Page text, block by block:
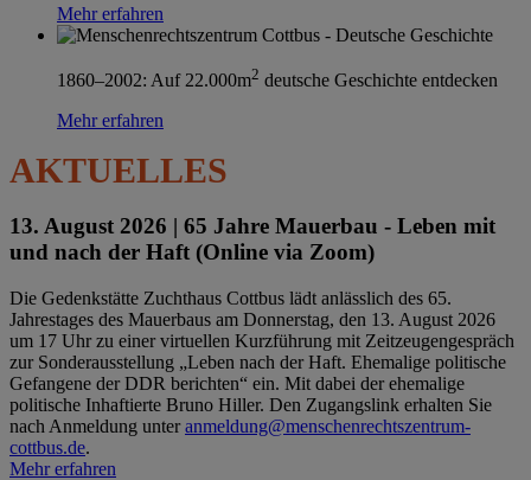
Mehr erfahren
1860–2002: Auf 22.000m2 deutsche Geschichte entdecken
Mehr erfahren
AKTUELLES
13. August 2026 | 65 Jahre Mauerbau - Leben mit
und nach der Haft (Online via Zoom)
Die Gedenkstätte Zuchthaus Cottbus lädt anlässlich des 65.
Jahrestages des Mauerbaus am Donnerstag, den 13. August 2026
um 17 Uhr zu einer virtuellen Kurzführung mit Zeitzeugengespräch
zur Sonderausstellung „Leben nach der Haft. Ehemalige politische
Gefangene der DDR berichten“ ein. Mit dabei der ehemalige
politische Inhaftierte Bruno Hiller. Den Zugangslink erhalten Sie
nach Anmeldung unteranmeldung@menschenrechtszentrum-
cottbus.de.
Mehr erfahren